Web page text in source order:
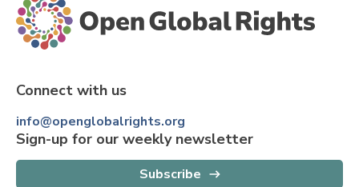
Connect with us
info@openglobalrights.org
Sign-up for our weekly newsletter
Subscribe